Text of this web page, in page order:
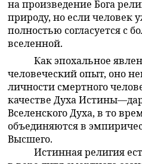
на произведение Бога
природу, но если человек
полностью согласуется с
вселенной.
Как эпохальное
человеческий опыт, оно
личности смертного
качестве Духа
Вселенского Духа, в то
объединяются в
Высшего.
Истинная религия